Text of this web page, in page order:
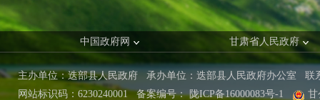
中国政府网 甘肃省人民政府
主办单位：迭部县人民政府 承办单位：迭部县人民政府办公室 联
网站标识码：6230240001
备案编号： 陇ICP备16000083号-1 甘